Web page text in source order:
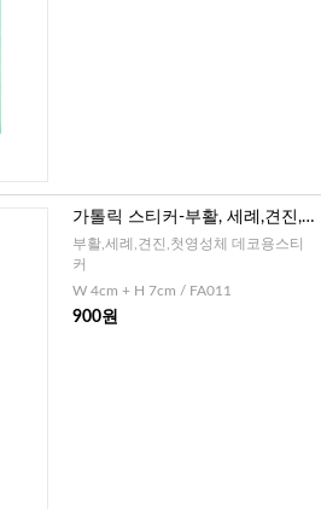
가톨릭 스티커-부활, 세례,견진,
첫영성체(장미십자가2)-8매
부활,세례,견진,첫영성체 데코용스티
커
W 4cm + H 7cm / FA011
900원